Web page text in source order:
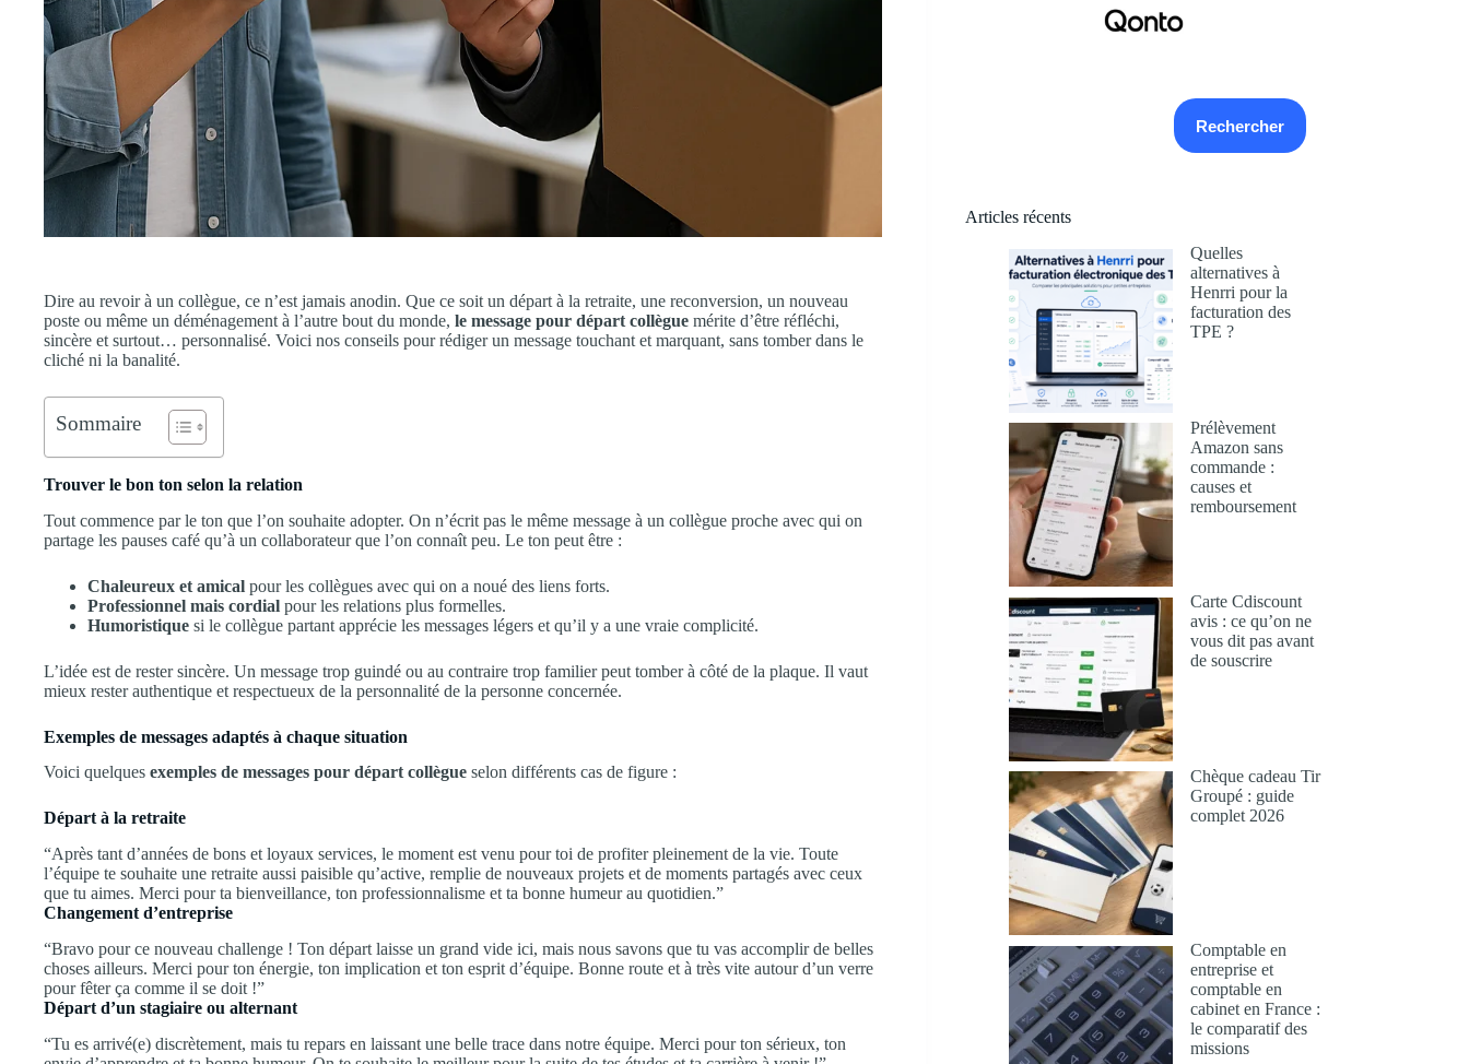
Dire au revoir à un collègue, ce n’est jamais anodin. Que ce soit un départ à la retraite, une reconversion, un nouveau
poste ou même un déménagement à l’autre bout du monde, le message pour départ collègue mérite d’être réfléchi,
sincère et surtout… personnalisé. Voici nos conseils pour rédiger un message touchant et marquant, sans tomber dans le
cliché ni la banalité.
Sommaire
Trouver le bon ton selon la relation
Tout commence par le ton que l’on souhaite adopter. On n’écrit pas le même message à un collègue proche avec qui on
partage les pauses café qu’à un collaborateur que l’on connaît peu. Le ton peut être :
Chaleureux et amical pour les collègues avec qui on a noué des liens forts.
Professionnel mais cordial pour les relations plus formelles.
Humoristique si le collègue partant apprécie les messages légers et qu’il y a une vraie complicité.
L’idée est de rester sincère. Un message trop guindé ou au contraire trop familier peut tomber à côté de la plaque. Il vaut
mieux rester authentique et respectueux de la personnalité de la personne concernée.
Exemples de messages adaptés à chaque situation
Voici quelques exemples de messages pour départ collègue selon différents cas de figure :
Départ à la retraite
“Après tant d’années de bons et loyaux services, le moment est venu pour toi de profiter pleinement de la vie. Toute
l’équipe te souhaite une retraite aussi paisible qu’active, remplie de nouveaux projets et de moments partagés avec ceux
que tu aimes. Merci pour ta bienveillance, ton professionnalisme et ta bonne humeur au quotidien.”
Changement d’entreprise
“Bravo pour ce nouveau challenge ! Ton départ laisse un grand vide ici, mais nous savons que tu vas accomplir de belles
choses ailleurs. Merci pour ton énergie, ton implication et ton esprit d’équipe. Bonne route et à très vite autour d’un verre
pour fêter ça comme il se doit !”
Départ d’un stagiaire ou alternant
“Tu es arrivé(e) discrètement, mais tu repars en laissant une belle trace dans notre équipe. Merci pour ton sérieux, ton
Rechercher
Articles récents
Quelles
alternatives à
Henrri pour la
facturation des
TPE ?
Prélèvement
Amazon sans
commande :
causes et
remboursement
Carte Cdiscount
avis : ce qu’on ne
vous dit pas avant
de souscrire
Chèque cadeau Tir
Groupé : guide
complet 2026
Comptable en
entreprise et
comptable en
cabinet en France :
le comparatif des
missions